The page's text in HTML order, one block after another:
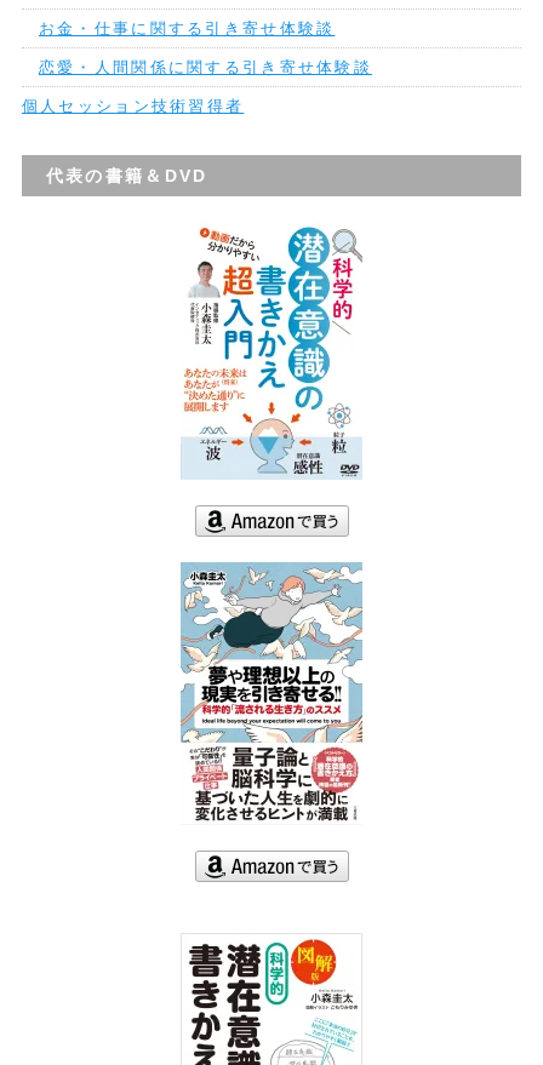
お金・仕事に関する引き寄せ体験談
恋愛・人間関係に関する引き寄せ体験談
個人セッション技術習得者
代表の書籍＆DVD